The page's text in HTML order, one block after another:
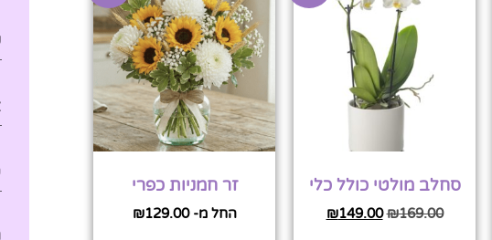
סחלב מולטי כולל כלי
₪169.00
₪149.00
זר חמניות כפרי
החל מ- ₪129.00